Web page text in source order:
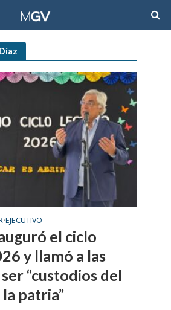
•EJECUTIVO
el ciclo
y llamó a las
“custodios del
patria”